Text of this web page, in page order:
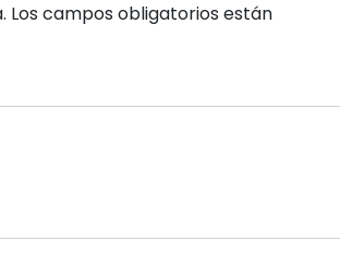
Los campos obligatorios están